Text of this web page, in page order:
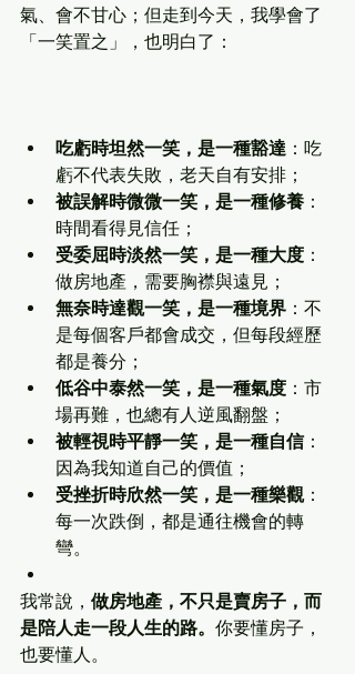
氣、會不甘心；但走到今天，我學會了
「一笑置之」，也明白了：
吃虧時坦然一笑，是一種豁達 ：吃
虧不代表失敗，老天自有安排；
被誤解時微微一笑，是一種修養 ：
時間看得見信任；
受委屈時淡然一笑，是一種大度 ：
做房地產，需要胸襟與遠見；
無奈時達觀一笑，是一種境界 ：不
是每個客戶都會成交，但每段經歷
都是養分；
低谷中泰然一笑，是一種氣度 ：市
場再難，也總有人逆風翻盤；
被輕視時平靜一笑，是一種自信：
因為我知道自己的價值；
受挫折時欣然一笑，是一種樂觀：
每一次跌倒，都是通往機會的轉
彎。
我常說， 做房地產，不只是賣房子，而
是陪人走一段人生的路。 你要懂房子，
也要懂人。